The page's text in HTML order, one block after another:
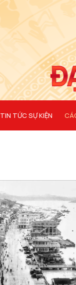
TIN TỨC SỰ KIỆN